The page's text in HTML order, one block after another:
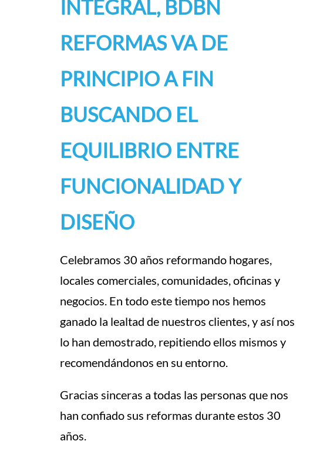
INTEGRAL, BDBN
REFORMAS VA DE
PRINCIPIO A FIN
BUSCANDO EL
EQUILIBRIO ENTRE
FUNCIONALIDAD Y
DISEÑO
Celebramos 30 años reformando hogares,
locales comerciales, comunidades, oficinas y
negocios. En todo este tiempo nos hemos
ganado la lealtad de nuestros clientes, y así nos
lo han demostrado, repitiendo ellos mismos y
recomendándonos en su entorno.
Gracias sinceras a todas las personas que nos
han confiado sus reformas durante estos 30
años.